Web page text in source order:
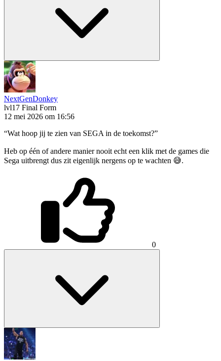
NextGenDonkey
lvl17 Final Form
12 mei 2026 om 16:56
“Wat hoop jij te zien van SEGA in de toekomst?”
Heb op één of andere manier nooit echt een klik met de games die
Sega uitbrengt dus zit eigenlijk nergens op te wachten 😅.
0